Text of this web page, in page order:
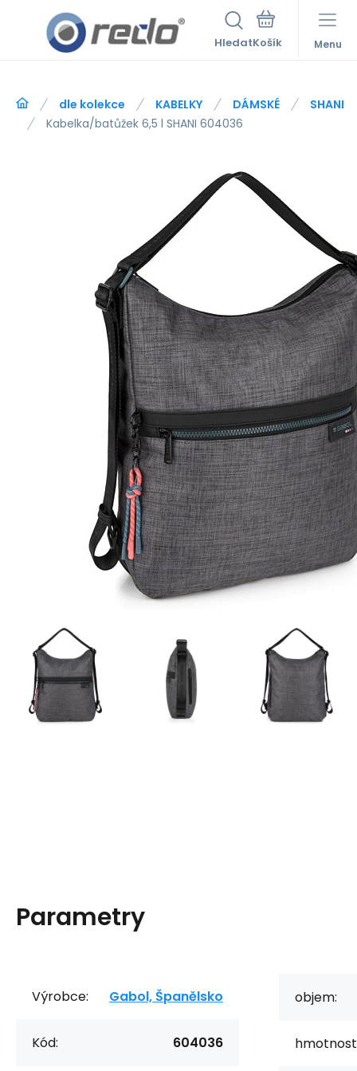
Hledat Menu
dle kolekce KABELKY DÁMSKÉ
SHANI
Kabelka/batůžek 6,5 l SHANI 604036
Parametry
Výrobce: Gabol, Španělsko
Kód: 604036
objem: